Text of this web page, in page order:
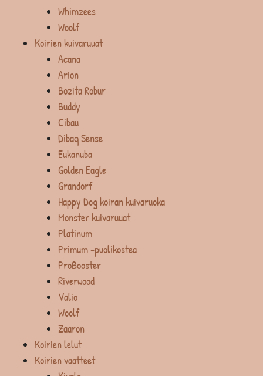
Whimzees
Woolf
Koirien kuivaruuat
Acana
Arion
Bozita Robur
Buddy
Cibau
Dibaq Sense
Eukanuba
Golden Eagle
Grandorf
Happy Dog koiran kuivaruoka
Monster kuivaruuat
Platinum
Primum -puolikostea
ProBooster
Riverwood
Valio
Woolf
Zaaron
Koirien lelut
Koirien vaatteet